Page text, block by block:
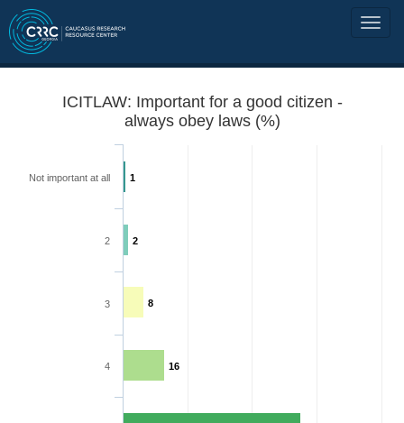
ICITLAW: Important for a good citizen -
always obey laws (%)
1
2
8
16
Not important at all
2
3
4